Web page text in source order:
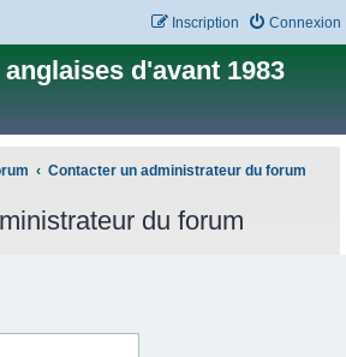
Connexion
Inscription
d'avant 1983
Contacter un administrateur du forum
du forum